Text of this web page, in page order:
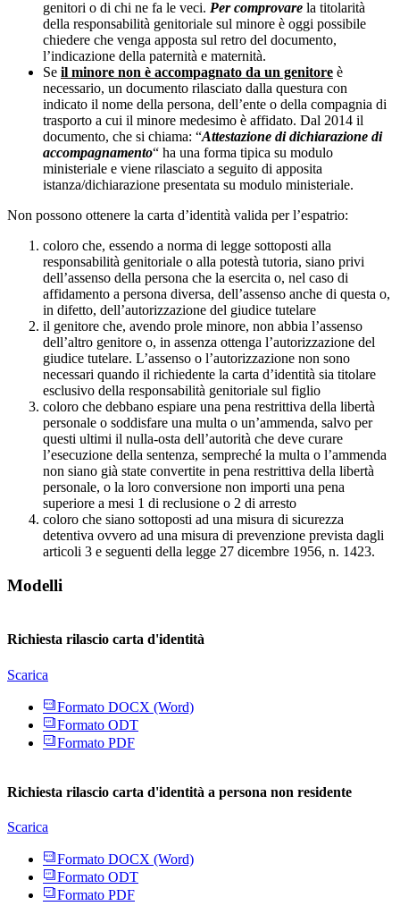
genitori o di chi ne fa le veci. Per comprovare la titolarità
della responsabilità genitoriale sul minore è oggi possibile
chiedere che venga apposta sul retro del documento,
l’indicazione della paternità e maternità.
Se il minore non è accompagnato da un genitore è
necessario, un documento rilasciato dalla questura con
indicato il nome della persona, dell’ente o della compagnia di
trasporto a cui il minore medesimo è affidato. Dal 2014 il
documento, che si chiama: “Attestazione di dichiarazione di
accompagnamento“ ha una forma tipica su modulo
ministeriale e viene rilasciato a seguito di apposita
istanza/dichiarazione presentata su modulo ministeriale.
Non possono ottenere la carta d’identità valida per l’espatrio:
coloro che, essendo a norma di legge sottoposti alla
responsabilità genitoriale o alla potestà tutoria, siano privi
dell’assenso della persona che la esercita o, nel caso di
affidamento a persona diversa, dell’assenso anche di questa o,
in difetto, dell’autorizzazione del giudice tutelare
il genitore che, avendo prole minore, non abbia l’assenso
dell’altro genitore o, in assenza ottenga l’autorizzazione del
giudice tutelare. L’assenso o l’autorizzazione non sono
necessari quando il richiedente la carta d’identità sia titolare
esclusivo della responsabilità genitoriale sul figlio
coloro che debbano espiare una pena restrittiva della libertà
personale o soddisfare una multa o un’ammenda, salvo per
questi ultimi il nulla-osta dell’autorità che deve curare
l’esecuzione della sentenza, sempreché la multa o l’ammenda
non siano già state convertite in pena restrittiva della libertà
personale, o la loro conversione non importi una pena
superiore a mesi 1 di reclusione o 2 di arresto
coloro che siano sottoposti ad una misura di sicurezza
detentiva ovvero ad una misura di prevenzione prevista dagli
articoli 3 e seguenti della legge 27 dicembre 1956, n. 1423.
Modelli
Richiesta rilascio carta d'identità
Scarica
Formato DOCX (Word)
Formato ODT
Formato PDF
Richiesta rilascio carta d'identità a persona non residente
Scarica
Formato DOCX (Word)
Formato ODT
Formato PDF